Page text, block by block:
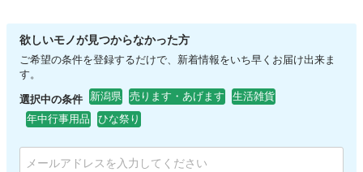
欲しいモノが見つからなかった方
ご希望の条件を登録するだけで、新着情報をいち早くお届け出来ま
す。
選択中の条件 新潟県 売ります・あげます
生活雑貨
年中行事用品
ひな祭り